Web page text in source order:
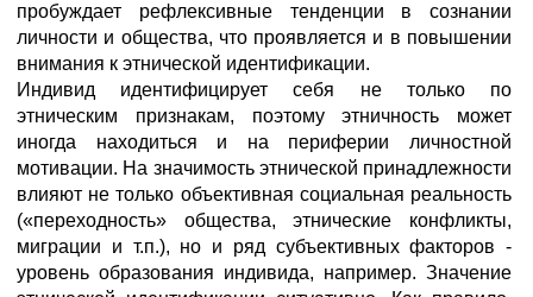
пробуждает рефлексивные тенденции в сознании
личности и общества, что проявляется и в повышении
внимания к этнической идентификации.
Индивид идентифицирует себя не только по
этническим признакам, поэтому этничность может
иногда находиться и на периферии личностной
мотивации. На значимость этнической принадлежности
влияют не только объективная социальная реальность
(«переходность» общества, этнические конфликты,
миграции и т.п.), но и ряд субъективных факторов -
уровень образования индивида, например. Значение